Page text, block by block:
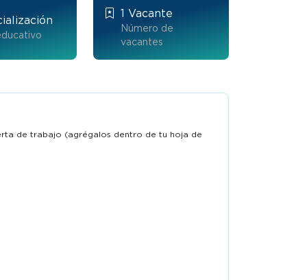
1 Vacante
Número de
vacantes
de trabajo (agrégalos dentro de tu hoja de